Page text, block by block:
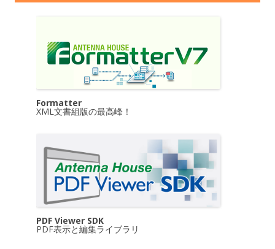
Formatter
XML文書組版の最高峰！
PDF Viewer SDK
PDF表示と編集ライブラリ